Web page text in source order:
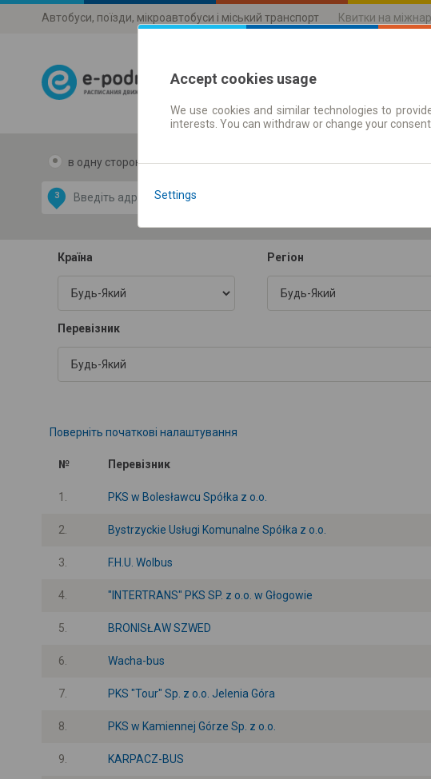
Автобуси, поїзди, мікроавтобуси і міський транспорт Квитки на
Розклади руху
в одну сторону в дві сторони
З
OpenStreetMap
Країна
Регіон
Перевізник
Поверніть початкові налаштування
№ Перевізник
1. PKS w Bolesławcu Spółka z o.o.
2. Bystrzyckie Usługi Komunalne Spółka z o.o.
3. F.H.U. Wolbus
4. "INTERTRANS" PKS SP. z o.o. w Głogowie
5. BRONISŁAW SZWED
6. Wacha-bus
7. PKS "Tour" Sp. z o.o. Jelenia Góra
8. PKS w Kamiennej Górze Sp. z o.o.
9. KARPACZ-BUS
Accept cookies usage
We use cookies and similar technologies to
interests. You can withdraw or change your
Settings